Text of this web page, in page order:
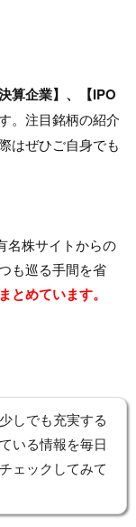
算企業】、【IPO
。注目銘柄の紹介
はぜひご自身でも
名株サイトからの
も巡る手間を省
とめています。
しでも充実する
いる情報を毎日
ェックしてみて